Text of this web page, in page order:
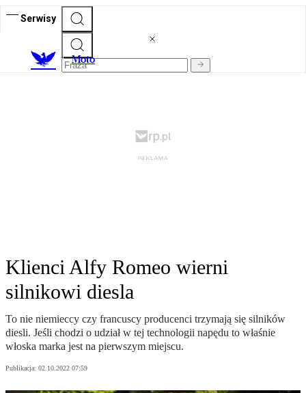
Serwisy
Moto
Klienci Alfy Romeo wierni
silnikowi diesla
To nie niemieccy czy francuscy producenci trzymają się silników
diesli. Jeśli chodzi o udział w tej technologii napędu to właśnie
włoska marka jest na pierwszym miejscu.
Publikacja: 02.10.2022 07:59